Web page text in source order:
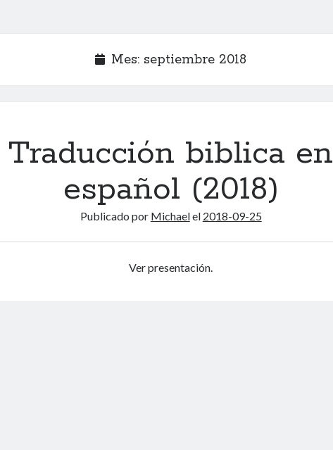
Mes: septiembre 2018
Traducción biblica en
español (2018)
Publicado por Michaelel 2018-09-25
Ver presentación.